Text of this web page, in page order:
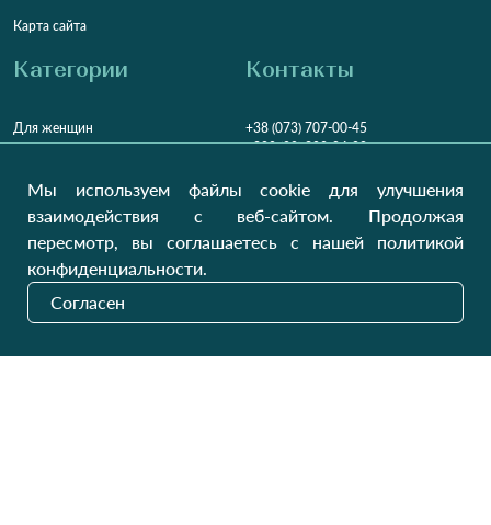
Карта сайта
Категории
Для женщин
Для детей
Домашний текстиль
Контакты
+38 (073) 707-00-45
+380 (99) 302-84-98
Заказать звонок?
Пн-Пт9:00 - 16:00
НДВихідний
Наши обновления
Мы используем файлы cookie для улучшения
взаимодействия с веб-сайтом. Продолжая
пересмотр, вы соглашаетесь с нашей политикой
конфиденциальности.
Согласен